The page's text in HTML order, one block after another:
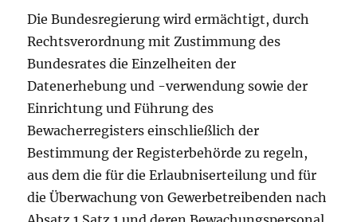
Die Bundesregierung wird ermächtigt, durch
Rechtsverordnung mit Zustimmung des
Bundesrates die Einzelheiten der
Datenerhebung und -verwendung sowie der
Einrichtung und Führung des
Bewacherregisters einschließlich der
Bestimmung der Registerbehörde zu regeln,
aus dem die für die Erlaubniserteilung und für
die Überwachung von Gewerbetreibenden nach